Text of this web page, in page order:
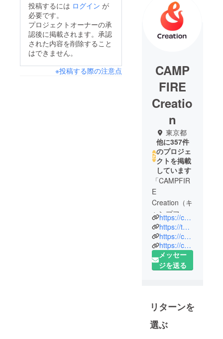
投稿するには ログイン が
必要です。
プロジェクトオーナーの承
認後に掲載されます。承認
された内容を削除すること
はできません。
※投稿する際の注意点
CAMP
FIRE
Creatio
n
東京都
他に357件
のプロジェ
クトを掲載
しています
「CAMPFIR
E
Creation（キ
ャンプファ
イヤー クリ
エーショ
ン）」は、
株式会社
CAMPFIRE
す。
クラウド
ファンディ
https://camp-fire.jp/creation
https://twitter.com/CF_Creation
https://camp-fire.jp/privacy
https://camp-fire.jp/inquiries
メッセー
ジを送る
リターンを
選ぶ